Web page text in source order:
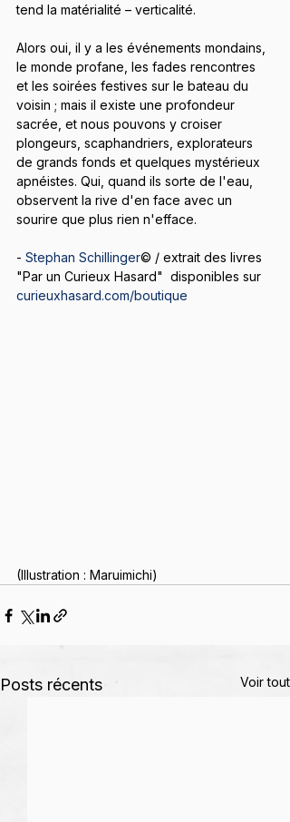
tend la matérialité – verticalité.
Alors oui, il y a les événements mondains,
le monde profane, les fades rencontres
et les soirées festives sur le bateau du
voisin ; mais il existe une profondeur
sacrée, et nous pouvons y croiser
plongeurs, scaphandriers, explorateurs
de grands fonds et quelques mystérieux
apnéistes. Qui, quand ils sorte de l'eau,
observent la rive d'en face avec un
sourire que plus rien n'efface.
- Stephan Schillinger© / extrait des livres
"Par un Curieux Hasard"  disponibles sur
curieuxhasard.com/boutique
(Illustration : Maruimichi)
Posts récents Voir tout